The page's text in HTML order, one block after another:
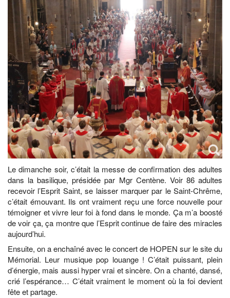
Le dimanche soir, c’était la messe de confirmation des adultes
dans la basilique, présidée par Mgr Centène. Voir 86 adultes
recevoir l’Esprit Saint, se laisser marquer par le Saint-Chrême,
c’était émouvant. Ils ont vraiment reçu une force nouvelle pour
témoigner et vivre leur foi à fond dans le monde. Ça m’a boosté
de voir ça, ça montre que l’Esprit continue de faire des miracles
aujourd’hui.
Ensuite, on a enchaîné avec le concert de HOPEN sur le site du
Mémorial. Leur musique pop louange ! C’était puissant, plein
d’énergie, mais aussi hyper vrai et sincère. On a chanté, dansé,
crié l’espérance… C’était vraiment le moment où la foi devient
fête et partage.